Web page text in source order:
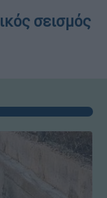
σεισμός